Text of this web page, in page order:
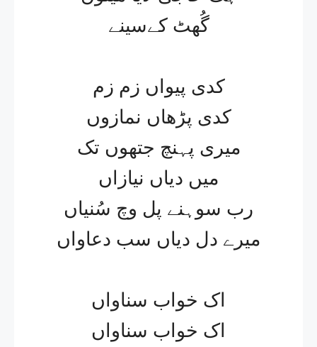
گُھٹ کےسینے
کدی پیواں زم زم
کدی پڑھاں نمازوں
میری پہنچ جتھوں تک
میں دیاں نیازاں
رب سوہنے پل وچ سُنیاں
میرے دل دیاں سب دعاواں
اک خواب سناواں
اک خواب سناواں